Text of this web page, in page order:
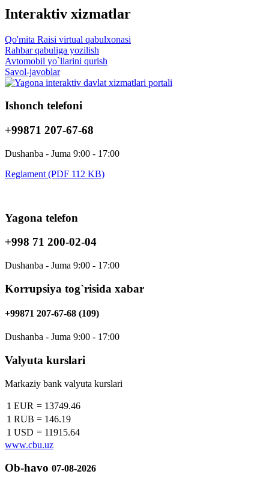
Interaktiv xizmatlar
Qo'mita Raisi virtual qabulxonasi
Rahbar qabuliga yozilish
Avtomobil yo`llarini qurish
Savol-javoblar
Ishonch telefoni
+99871 207-67-68
Dushanba - Juma 9:00 - 17:00
Reglament (PDF 112 KB)
Yagona telefon
+998 71 200-02-04
Dushanba - Juma 9:00 - 17:00
Korrupsiya tog`risida xabar
+99871 207-67-68 (109)
Dushanba - Juma 9:00 - 17:00
Valyuta kurslari
Markaziy bank valyuta kurslari
1 EUR = 13749.46
1 RUB = 146.19
1 USD = 11915.64
www.cbu.uz
Ob-havo 07-08-2026